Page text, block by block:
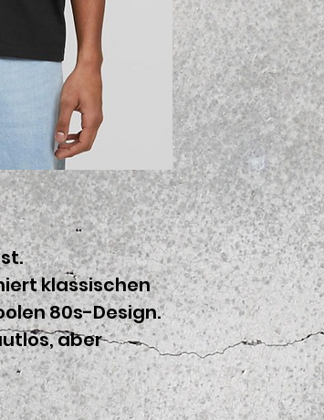
klassischen
80s-Design.
aber